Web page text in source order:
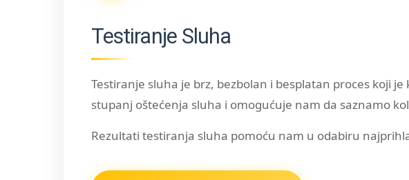
Testiranje Sluha
Testiranje sluha je brz, bezbolan i besplatan proces koji
stupanj oštećenja sluha i omogućuje nam da saznamo
Rezultati testiranja sluha pomoću nam u odabiru